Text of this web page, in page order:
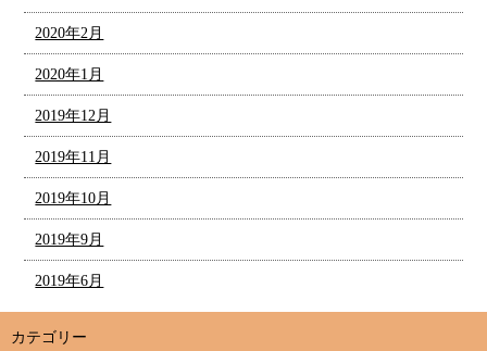
2020年2月
2020年1月
2019年12月
2019年11月
2019年10月
2019年9月
2019年6月
カテゴリー